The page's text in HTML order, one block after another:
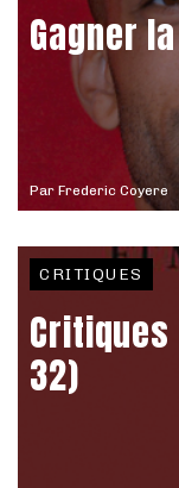
Par Frederic Coyere
Gagner
CRITIQUES
Critiques
32)